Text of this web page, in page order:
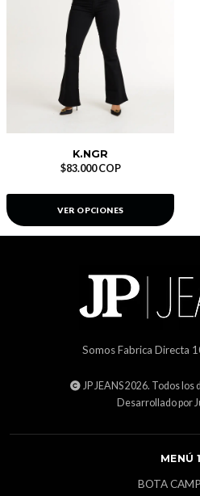
K.NGR
$83.000 COP
VER OPCIONES
Somos Fabrica Directa
JP JEANS 2026. Todos
Desarrollado por
MENÚ 1
BOTA